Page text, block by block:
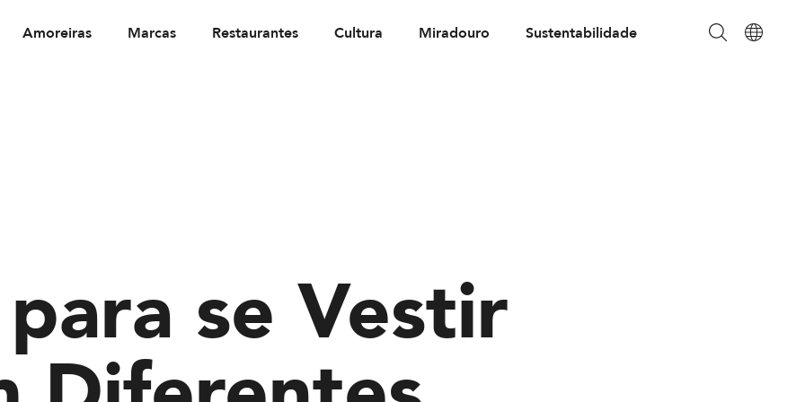
Amoreiras Marcas Restaurantes Cultura Miradouro Sustentabilidade
se Vestir